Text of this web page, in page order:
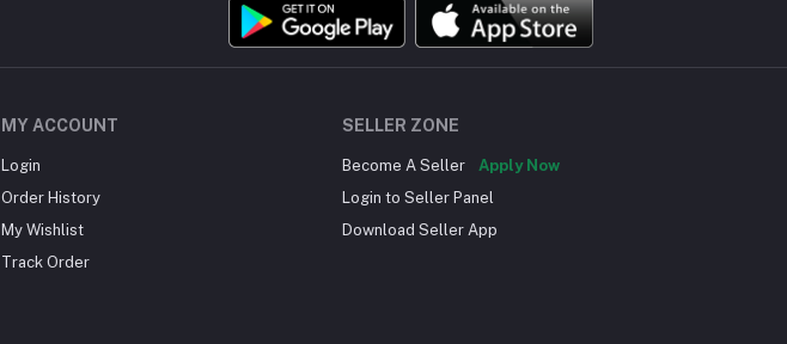
MY ACCOUNT
Login
Order History
My Wishlist
Track Order
SELLER ZONE
Become A Seller
Apply Now
Login to Seller Panel
Download Seller App